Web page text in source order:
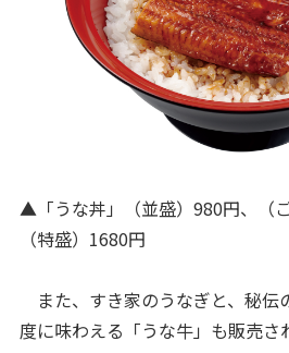
▲「うな丼」（並盛）980円、（
（特盛）1680円
また、すき家のうなぎと、秘伝
度に味わえる「うな牛」も販売さ